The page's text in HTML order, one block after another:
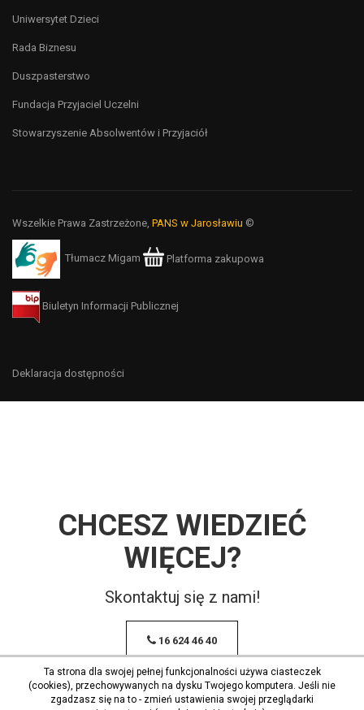
Uniwersytet Dzieci
Rada Biznesu
Duszpasterstwo
Fundacja Przyjaciel Uczelni
Stowarzyszenie Absolwentów i Przyjaciół
Wszelkie Prawa Zastrzeżone, PANS w Jarosławiu ©
Tłumacz Migam Platforma zakupowa
Biuletyn Informacji Publicznej
Deklaracja dostępności
CHCESZ WIEDZIEĆ
WIĘCEJ?
Skontaktuj się z nami!
16 624 46 40
Ta strona dla swojej pełnej funkcjonalności używa ciasteczek
(cookies), przechowywanych na dysku Twojego komputera. Jeśli nie
zgadzasz się na to - zmień ustawienia swojej przeglądarki